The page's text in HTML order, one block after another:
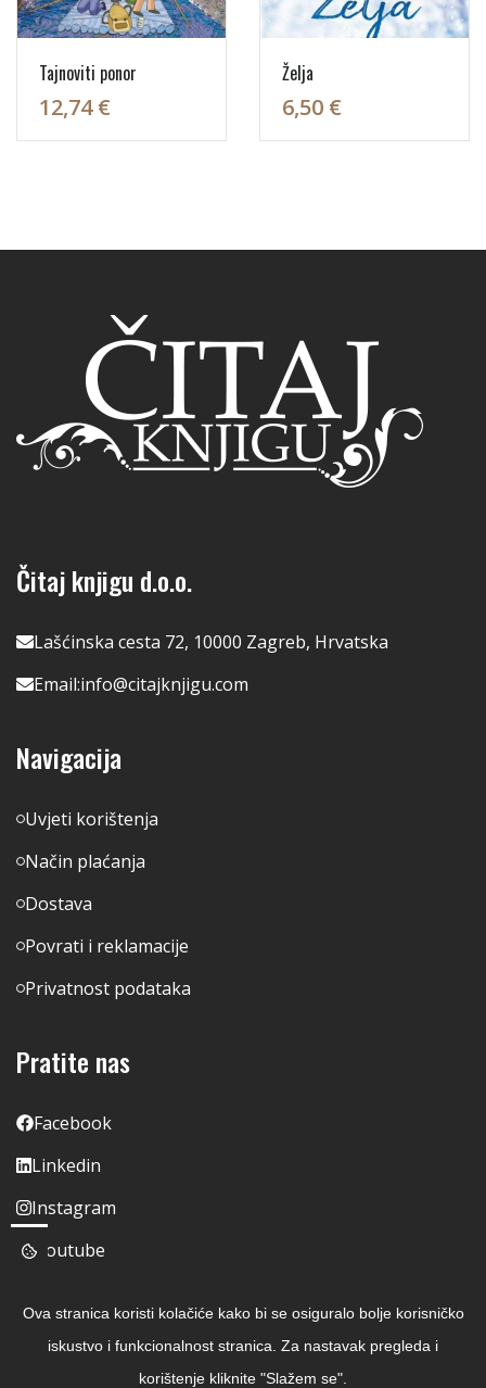
Tajnoviti ponor
12,74 €
Želja
6,50 €
Čitaj knjigu d.o.o.
Lašćinska cesta 72, 10000 Zagreb, Hrvatska
Email:info@citajknjigu.com
Navigacija
Uvjeti korištenja
Način plaćanja
Dostava
Povrati i reklamacije
Privatnost podataka
Pratite nas
Facebook
Linkedin
Instagram
Youtube
Ova stranica koristi kolačiće kako bi se osiguralo bolje korisničko
iskustvo i funkcionalnost stranica. Za nastavak pregleda i
korištenje kliknite "Slažem se".